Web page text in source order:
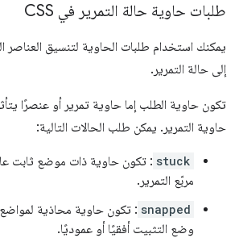
طلبات حاوية حالة التمرير في CSS
يمكنك استخدام طلبات الحاوية لتنسيق العناصر
إلى حالة التمرير.
تكون حاوية الطلب إما حاوية تمرير أو عنصرًا
حاوية التمرير. يمكن طلب الحالات التالية:
stuck : تكون حاوية ذات موضع ثابت
مربّع التمرير.
snapped : تكون حاوية محاذية لمواضع
وضع التثبيت أفقيًا أو عموديًا.